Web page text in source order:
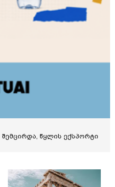
წყლის ექსპორტი